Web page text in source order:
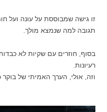
זו גישה שמבוססת על עונה ועל
תגובה למה שנמצא מולך.
בסוף, חוזרים עם שקיות לא
רעיונות.
וזה, אולי, הערך האמיתי של בוקר